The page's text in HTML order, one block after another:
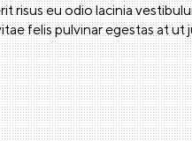
risus eu odio lacinia
felis pulvinar egestas at ut